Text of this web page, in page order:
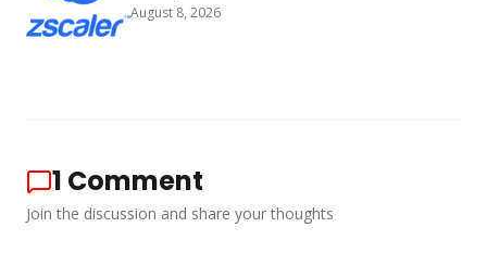
August 8, 2026
1 Comment
Join the discussion and share your thoughts